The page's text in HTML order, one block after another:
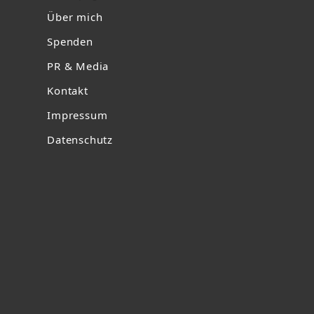
Über mich
Spenden
PR & Media
Kontakt
Impressum
Datenschutz